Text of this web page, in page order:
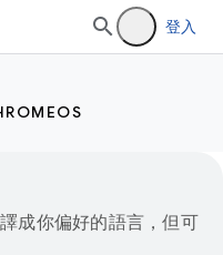
登入
成你偏好的語言，但可